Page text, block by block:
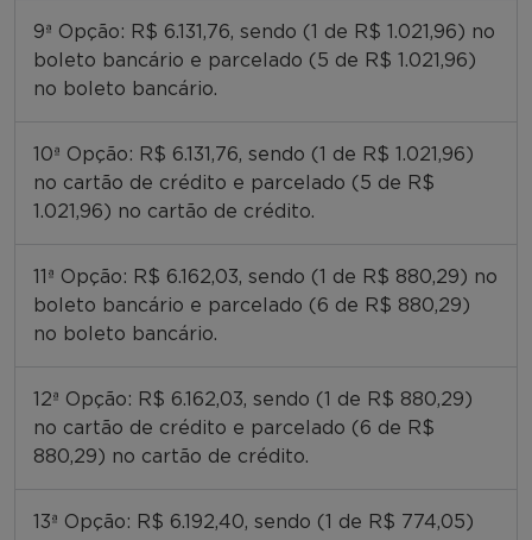
9ª Opção: R$ 6.131,76, sendo (1 de R$ 1.021,96) no
boleto bancário e parcelado (5 de R$ 1.021,96)
no boleto bancário.
10ª Opção: R$ 6.131,76, sendo (1 de R$ 1.021,96)
no cartão de crédito e parcelado (5 de R$
1.021,96) no cartão de crédito.
11ª Opção: R$ 6.162,03, sendo (1 de R$ 880,29) no
boleto bancário e parcelado (6 de R$ 880,29)
no boleto bancário.
12ª Opção: R$ 6.162,03, sendo (1 de R$ 880,29)
no cartão de crédito e parcelado (6 de R$
880,29) no cartão de crédito.
13ª Opção: R$ 6.192,40, sendo (1 de R$ 774,05)